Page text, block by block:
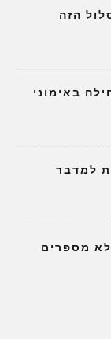
הזה
באימוני
למדבר
5 דברים שלא מספרים